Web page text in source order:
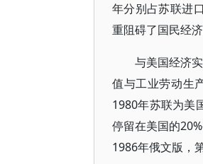
年分别占苏联进
重阻碍了国民经
与美国经济
值与工业劳动生
1980年苏联为美
停留在美国的
1986年俄文版，